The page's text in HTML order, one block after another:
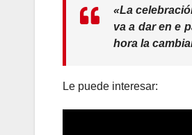
«La
va a dar en e
hora la
Le puede interesar: